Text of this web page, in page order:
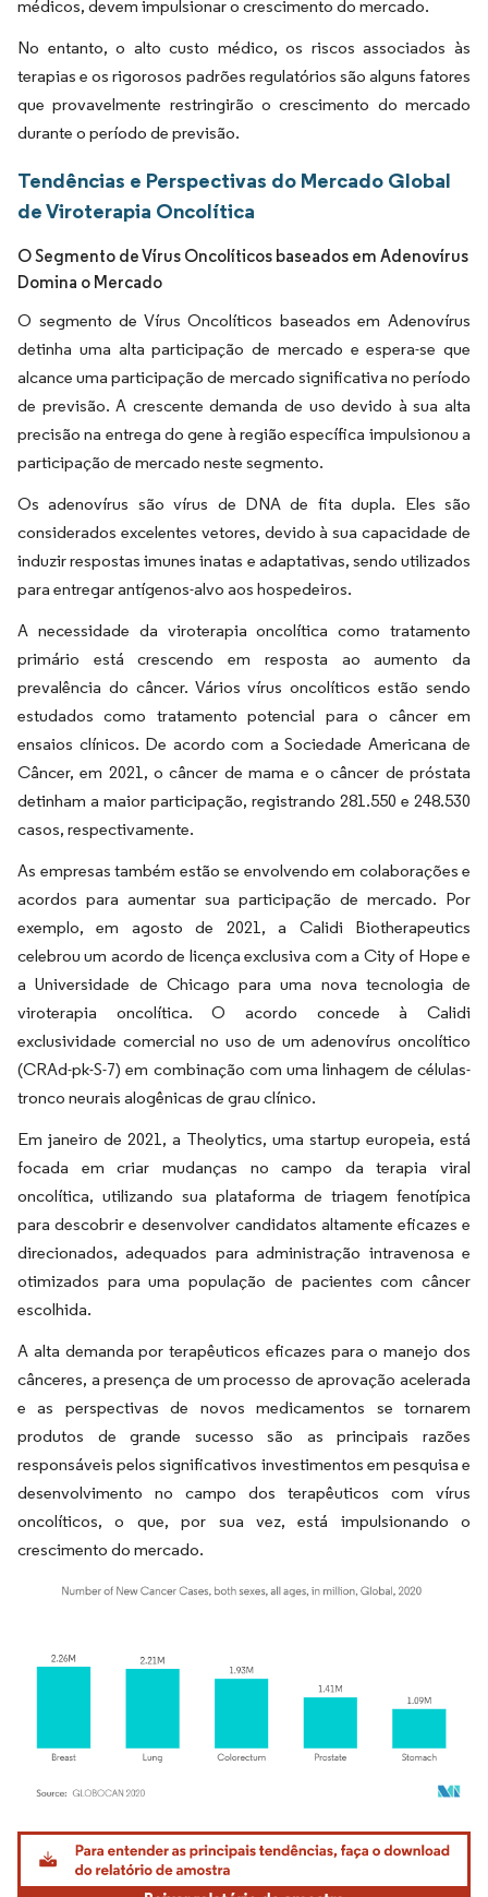
médicos, devem impulsionar o crescimento do mercado.
No entanto, o alto custo médico, os riscos associados às
terapias e os rigorosos padrões regulatórios são alguns fatores
que provavelmente restringirão o crescimento do mercado
durante o período de previsão.
Tendências e Perspectivas do Mercado Global
de Viroterapia Oncolítica
O Segmento de Vírus Oncolíticos baseados em Adenovírus
Domina o Mercado
O segmento de Vírus Oncolíticos baseados em Adenovírus
detinha uma alta participação de mercado e espera-se que
alcance uma participação de mercado significativa no período
de previsão. A crescente demanda de uso devido à sua alta
precisão na entrega do gene à região específica impulsionou a
participação de mercado neste segmento.
Os adenovírus são vírus de DNA de fita dupla. Eles são
considerados excelentes vetores, devido à sua capacidade de
induzir respostas imunes inatas e adaptativas, sendo utilizados
para entregar antígenos-alvo aos hospedeiros.
A necessidade da viroterapia oncolítica como tratamento
primário está crescendo em resposta ao aumento da
prevalência do câncer. Vários vírus oncolíticos estão sendo
estudados como tratamento potencial para o câncer em
ensaios clínicos. De acordo com a Sociedade Americana de
Câncer, em 2021, o câncer de mama e o câncer de próstata
detinham a maior participação, registrando 281.550 e 248.530
casos, respectivamente.
As empresas também estão se envolvendo em colaborações e
acordos para aumentar sua participação de mercado. Por
exemplo, em agosto de 2021, a Calidi Biotherapeutics
celebrou um acordo de licença exclusiva com a City of Hope e
a Universidade de Chicago para uma nova tecnologia de
viroterapia oncolítica. O acordo concede à Calidi
exclusividade comercial no uso de um adenovírus oncolítico
(CRAd-pk-S-7) em combinação com uma linhagem de células-
tronco neurais alogênicas de grau clínico.
Em janeiro de 2021, a Theolytics, uma startup europeia, está
focada em criar mudanças no campo da terapia viral
oncolítica, utilizando sua plataforma de triagem fenotípica
para descobrir e desenvolver candidatos altamente eficazes e
direcionados, adequados para administração intravenosa e
otimizados para uma população de pacientes com câncer
escolhida.
A alta demanda por terapêuticos eficazes para o manejo dos
cânceres, a presença de um processo de aprovação acelerada
e as perspectivas de novos medicamentos se tornarem
produtos de grande sucesso são as principais razões
responsáveis pelos significativos investimentos em pesquisa e
desenvolvimento no campo dos terapêuticos com vírus
oncolíticos, o que, por sua vez, está impulsionando o
crescimento do mercado.
Imagem © Mordor Intelligence. O reuso requer atribuição conforme CC BY 4.0.